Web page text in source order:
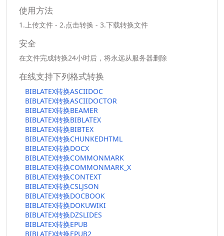
使用方法
1.上传文件 - 2.点击转换 - 3.下载转换文件
安全
在文件完成转换24小时后，将永远从服务器删除
在线支持下列格式转换
BIBLATEX转换ASCIIDOC
BIBLATEX转换ASCIIDOCTOR
BIBLATEX转换BEAMER
BIBLATEX转换BIBLATEX
BIBLATEX转换BIBTEX
BIBLATEX转换CHUNKEDHTML
BIBLATEX转换DOCX
BIBLATEX转换COMMONMARK
BIBLATEX转换COMMONMARK_X
BIBLATEX转换CONTEXT
BIBLATEX转换CSLJSON
BIBLATEX转换DOCBOOK
BIBLATEX转换DOKUWIKI
BIBLATEX转换DZSLIDES
BIBLATEX转换EPUB
BIBLATEX转换EPUB2